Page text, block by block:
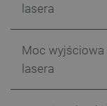
lasera
Moc wyjściowa
lasera